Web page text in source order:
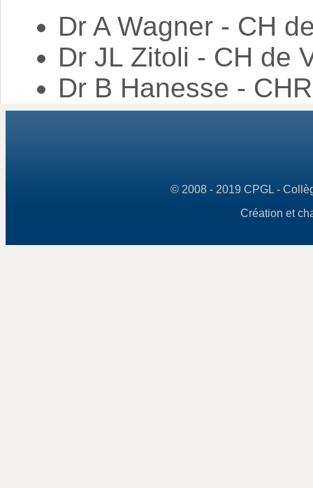
Dr A Wagner - CH
Dr JL Zitoli - CH de
Dr B Hanesse -
© 2008 - 2019 CPGL -
Création et